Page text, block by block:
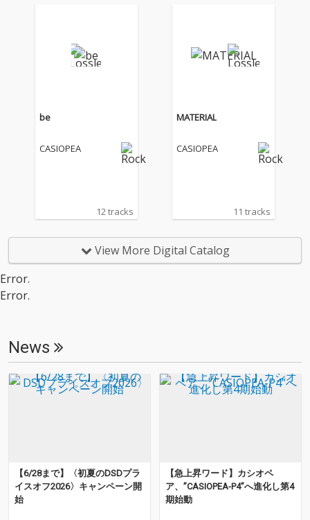
be
CASIOPEA
12 tracks
MATERIAL
CASIOPEA
11 tracks
View More Digital Catalog
Error.
Error.
News
【6/28まで】〈初夏のDSDプラ
イスオフ2026〉キャンペーン開
始
【急上昇ワード】カシオペ
ア、”CASIOPEA-P4”へ進化し第4
期始動